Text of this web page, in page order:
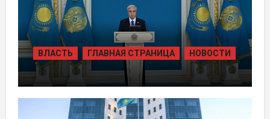
ВЛАСТЬ ГЛАВНАЯ СТРАНИЦА НОВОСТИ
ТОКАЕВ ДАЛ СТАРТ
СТРОИТЕЛЬСТВУ НЕСКОЛЬКИХ
КРУПНЫХ АВТОМОБИЛЬНЫХ ДОРОГ